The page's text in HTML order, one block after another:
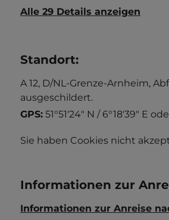
Alle 29 Details anzeigen
Standort:
A 12, D/NL-Grenze-Arnheim,
ausgeschildert.
GPS: 51°51'24" N / 6°18'39" E
Sie haben Cookies nicht
Informationen zur
Informationen zur Anreise